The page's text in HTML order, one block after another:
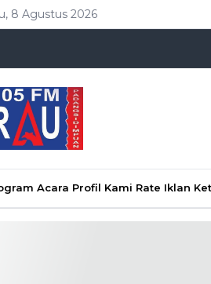
8 Agustus 2026
Acara Profil Kami Rate Iklan